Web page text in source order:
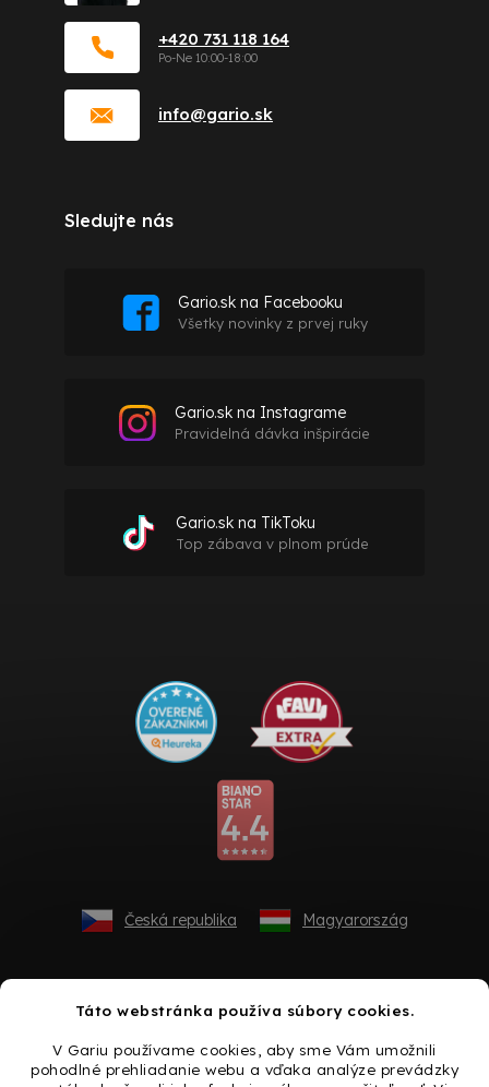
Táto webstránka používa súbory cookies.
V Gariu používame cookies, aby sme Vám umožnili
pohodlné prehliadanie webu a vďaka analýze prevádzky
info@gario.sk
+420 731 118 164
Sledujte nás
Gario.sk na Facebooku
Všetky novinky z prvej ruky
Gario.sk na Instagrame
Pravidelná dávka inšpirácie
Gario.sk na TikToku
Top zábava v plnom prúde
Česká republika Magyarország